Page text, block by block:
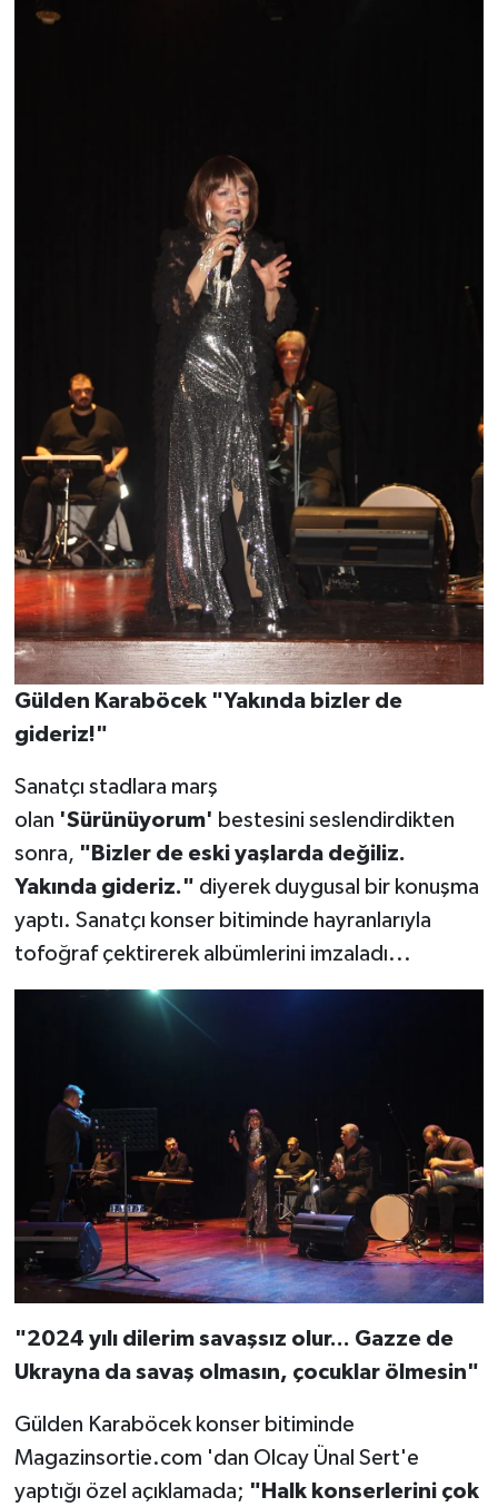
Gülden Karaböcek "Yakında bizler de
gideriz!"
Sanatçı stadlara marş
olan 'Sürünüyorum' bestesini seslendirdikten
sonra, "Bizler de eski yaşlarda değiliz.
Yakında gideriz." diyerek duygusal bir konuşma
yaptı. Sanatçı konser bitiminde hayranlarıyla
tofoğraf çektirerek albümlerini imzaladı...
"2024 yılı dilerim savaşsız olur... Gazze de
Ukrayna da savaş olmasın, çocuklar ölmesin"
Gülden Karaböcek konser bitiminde
Magazinsortie.com 'dan Olcay Ünal Sert'e
yaptığı özel açıklamada; "Halk konserlerini çok